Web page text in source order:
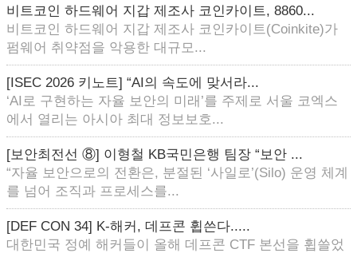
비트코인 하드웨어 지갑 제조사 코인카이트, 8860...
비트코인 하드웨어 지갑 제조사 코인카이트(Coinkite)가
펌웨어 취약점을 악용한 대규모...
[ISEC 2026 키노트] “AI의 속도에 맞서라...
‘AI로 구현하는 자율 보안의 미래’를 주제로 서울 코엑스
에서 열리는 아시아 최대 정보보호...
[보안최전선 ⑧] 이형철 KB국민은행 팀장 “보안 ...
“자율 보안으로의 전환은, 분절된 ‘사일로’(Silo) 운영 체계
를 넘어 조직과 프로세스를...
[DEF CON 34] K-해커, 데프콘 휩쓴다.....
대한민국 정예 해커들이 올해 데프콘 CTF 본선을 휩쓸었